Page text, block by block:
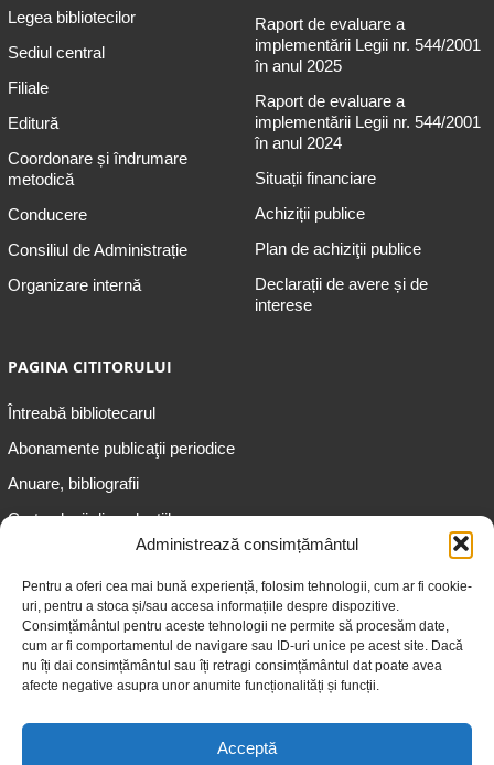
Administrează consimțământul
Pentru a oferi cea mai bună experiență, folosim tehnologii, cum ar fi cookie-
uri, pentru a stoca și/sau accesa informațiile despre dispozitive.
Consimțământul pentru aceste tehnologii ne permite să procesăm date,
cum ar fi comportamentul de navigare sau ID-uri unice pe acest site. Dacă
nu îți dai consimțământul sau îți retragi consimțământul dat poate avea
afecte negative asupra unor anumite funcționalități și funcții.
Acceptă
Legea bibliotecilor
Sediul central
Filiale
Editură
Coordonare și îndrumare
metodică
Conducere
Consiliul de Administrație
Organizare internă
Raport de evaluare a
implementării Legii nr. 544/2001
în anul 2025
Raport de evaluare a
implementării Legii nr. 544/2001
în anul 2024
Situații financiare
Achiziții publice
Plan de achiziţii publice
Declarații de avere și de
interese
PAGINA CITITORULUI
Întreabă bibliotecarul
Abonamente publicaţii periodice
Anuare, bibliografii
Cartea lunii din colecțiile
Informații pentru adolescenți
Informații pentru adulți
Informații pentru seniori